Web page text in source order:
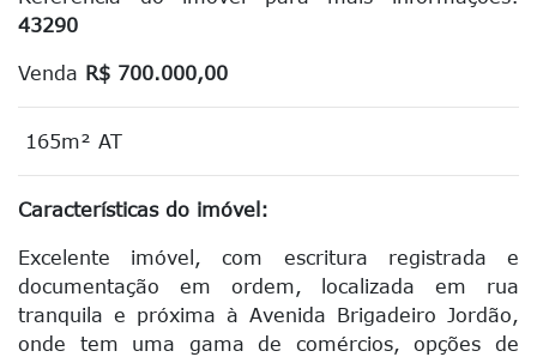
43290
Venda R$ 700.000,00
165m² AT
Características do imóvel:
Excelente imóvel, com escritura registrada e
documentação em ordem, localizada em rua
tranquila e próxima à Avenida Brigadeiro Jordão,
onde tem uma gama de comércios, opções de